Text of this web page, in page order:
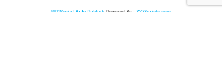
WP2Social Auto Publish Powered By : XYZScripts.com